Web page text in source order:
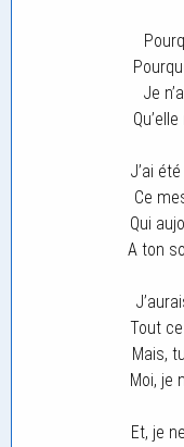
Je
J’ai
Ce
Qui
A ton
Tout
Mais,
Moi, je
Et, je